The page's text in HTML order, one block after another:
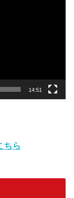
14:51
ちら